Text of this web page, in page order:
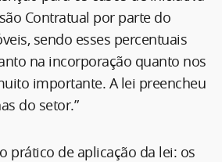
Contratual por parte do
sendo esses percentuais
na incorporação quanto nos
importante. A lei preencheu
do setor.”
prático de aplicação da lei: os